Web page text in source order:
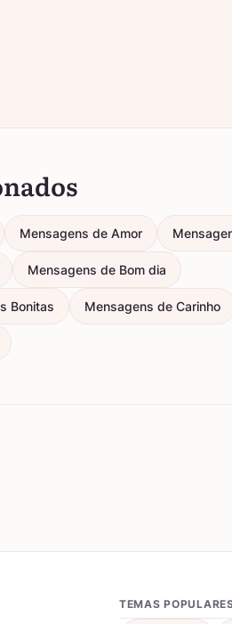
Mensagens de Amor
Mensagens de Bom dia
Bonitas Mensagens de Carinho
TEMAS